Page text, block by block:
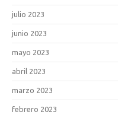
julio 2023
junio 2023
mayo 2023
abril 2023
marzo 2023
febrero 2023